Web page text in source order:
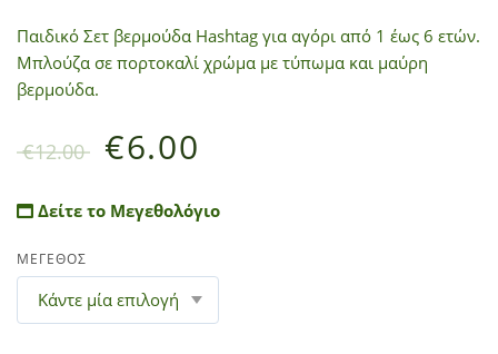
Παιδικό Σετ βερμούδα Hashtag για αγόρι από 1 έως 6 ετών.
Μπλούζα σε πορτοκαλί χρώμα με τύπωμα και μαύρη
βερμούδα.
€12.00 €6.00
Δείτε το Μεγεθολόγιο
ΜΕΓΕΘΟΣ